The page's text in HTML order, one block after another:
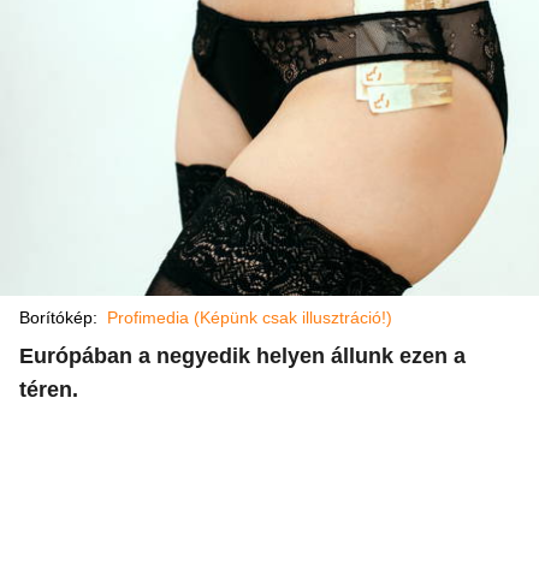
Borítókép: Profimedia (Képünk csak illusztráció!)
Európában a negyedik helyen állunk ezen a
téren.